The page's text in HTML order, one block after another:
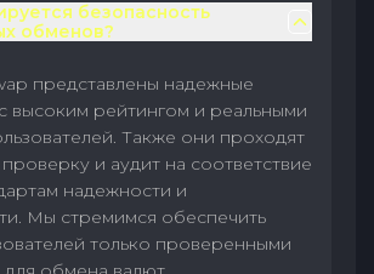
безопасность
обменов?
представлены надежные
высоким рейтингом и реальными
Также они проходят
и аудит на соответствие
надежности и
Мы стремимся обеспечить
только проверенными